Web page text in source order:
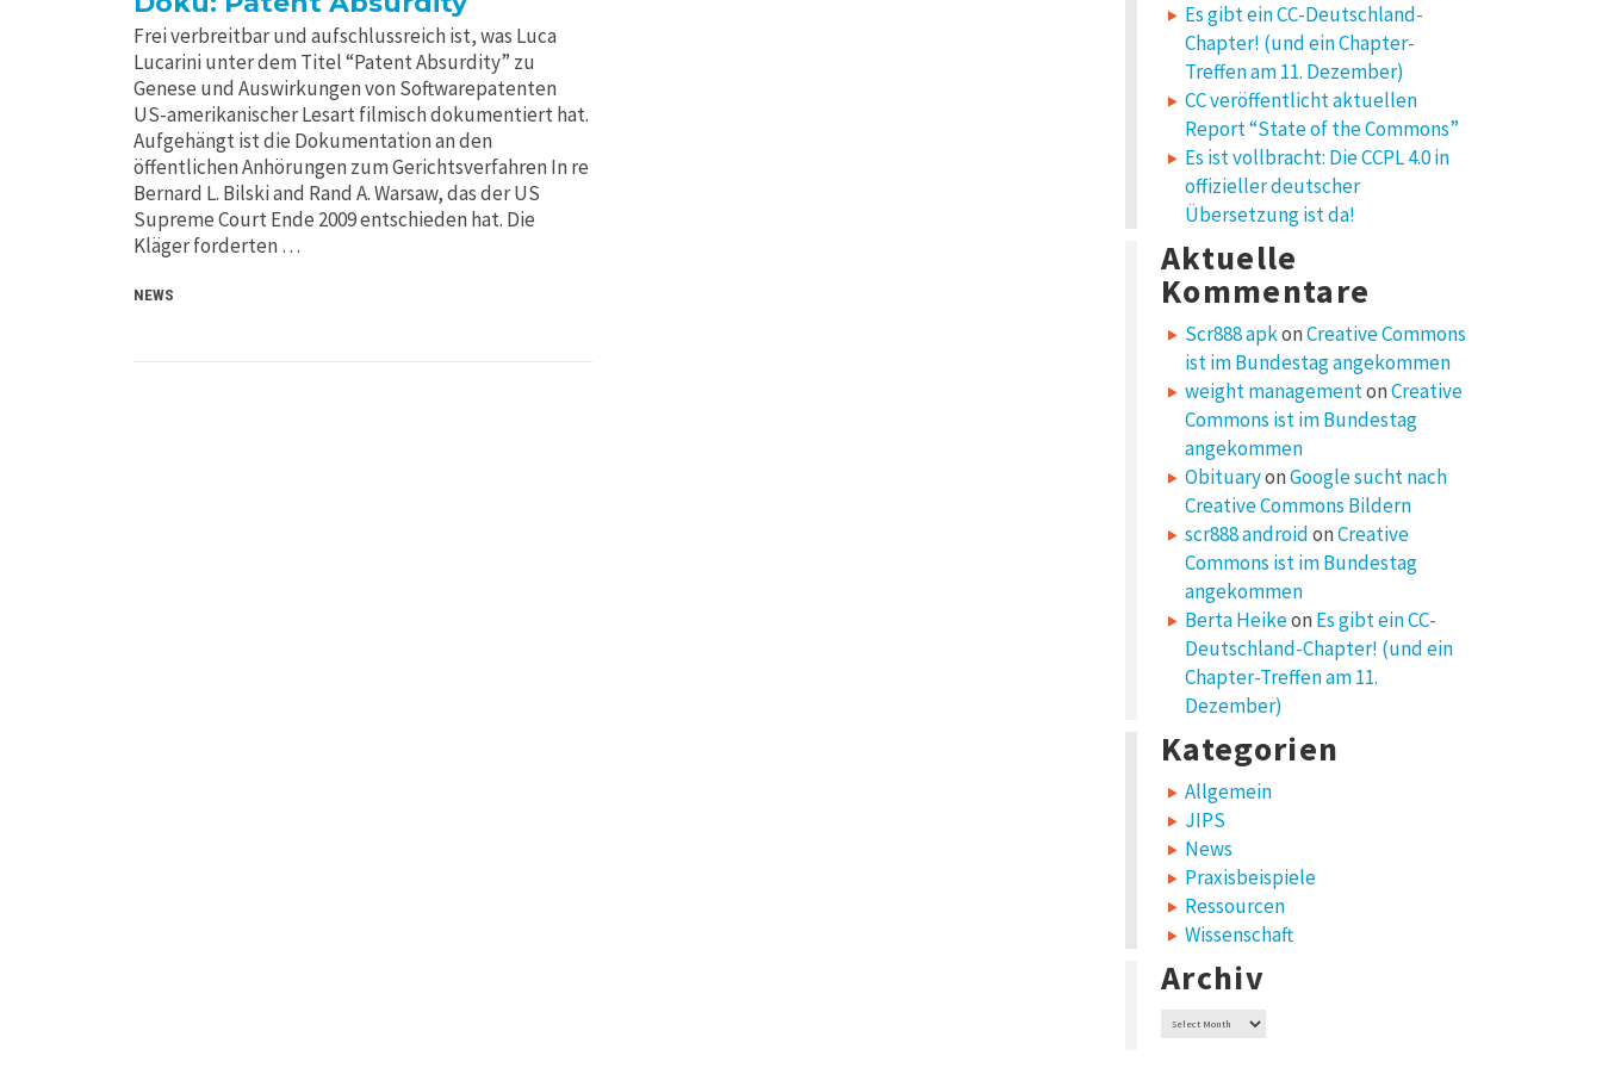
Frei verbreitbar und aufschlussreich ist, was Luca
Lucarini unter dem Titel “Patent Absurdity” zu
Genese und Auswirkungen von Softwarepatenten
US-amerikanischer Lesart filmisch dokumentiert hat.
Aufgehängt ist die Dokumentation an den
öffentlichen Anhörungen zum Gerichtsverfahren In re
Bernard L. Bilski and Rand A. Warsaw, das der US
Supreme Court Ende 2009 entschieden hat. Die
Kläger forderten …
NEWS
Es gibt ein CC-Deutschland-
Chapter! (und ein Chapter-
Treffen am 11. Dezember)
CC veröffentlicht aktuellen
Report “State of the Commons”
Es ist vollbracht: Die CCPL 4.0 in
offizieller deutscher
Übersetzung ist da!
Aktuelle
Kommentare
Scr888 apkonCreative Commons
ist im Bundestag angekommen
weight managementonCreative
Commons ist im Bundestag
angekommen
ObituaryonGoogle sucht nach
Creative Commons Bildern
scr888 androidonCreative
Commons ist im Bundestag
angekommen
Berta Heikeon Es gibt ein CC-
Deutschland-Chapter! (und ein
Chapter-Treffen am 11.
Dezember)
Kategorien
Allgemein
JIPS
News
Praxisbeispiele
Ressourcen
Wissenschaft
Archiv
Archiv